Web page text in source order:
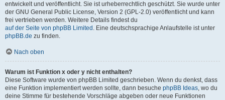
entwickelt und veröffentlicht. Sie ist urheberrechtlich geschützt. Sie wurde unter
der GNU General Public License, Version 2 (GPL-2.0) veröffentlicht und kann
frei vertrieben werden. Weitere Details findest du
auf der Seite von phpBB Limited . Eine deutschsprachige Anlaufstelle ist unter
phpBB.de zu finden.
Nach oben
Warum ist Funktion x oder y nicht enthalten?
Diese Software wurde von phpBB Limited geschrieben. Wenn du denkst, dass
eine Funktion implementiert werden sollte, dann besuche phpBB Ideas, wo du
deine Stimme für bestehende Vorschläge abgeben oder neue Funktionen